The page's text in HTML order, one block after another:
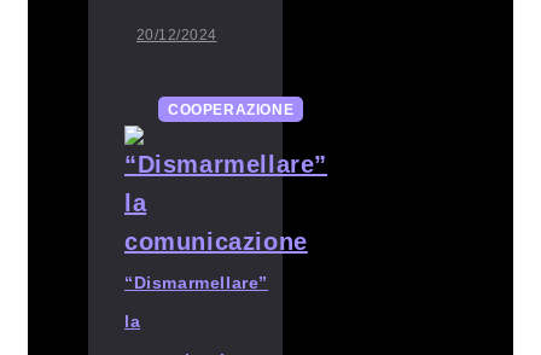
20/12/2024
COOPERAZIONE
“Dismarmellare”
la